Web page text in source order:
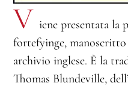
V iene presentata la
fortefyinge,
archivio inglese. È la
Thomas Blundeville,